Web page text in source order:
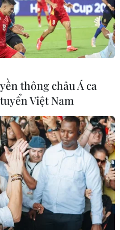
tác chiến lược
chính
#dịch vụ viễn thông
đại lý
#chuyển đổi số
thông châu Á ca
Việt Nam